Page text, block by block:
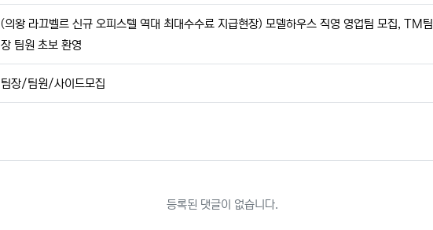
(의왕 라끄벨르 신규 오피스텔 역대 최대수수료 지급현장) 모델하우스 직영 영업팀 모집, TM팀
장 팀원 초보 환영
팀장/팀원/사이드모집
등록된 댓글이 없습니다.